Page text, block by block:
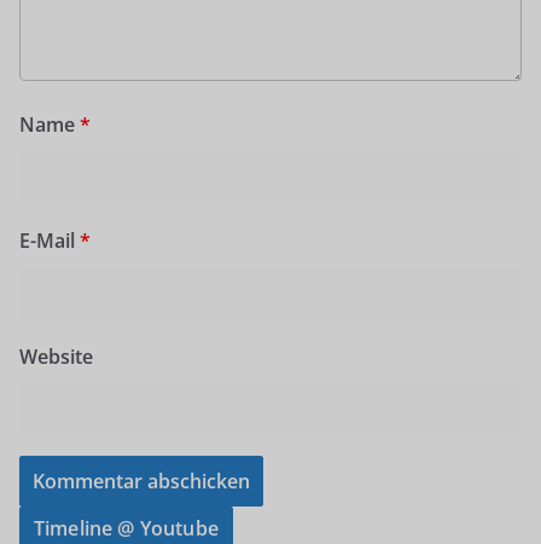
Name*
E-Mail *
Website
Timeline @ Youtube